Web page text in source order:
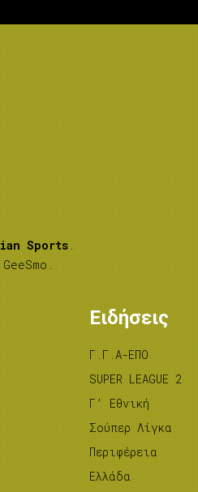
Sports .
GeeSmo .
Ειδήσεις
Γ.Γ.Α-ΕΠΟ
SUPER LEAGUE 2
Γ’ Εθνική
Σούπερ Λίγκα
Περιφέρεια
Ελλάδα